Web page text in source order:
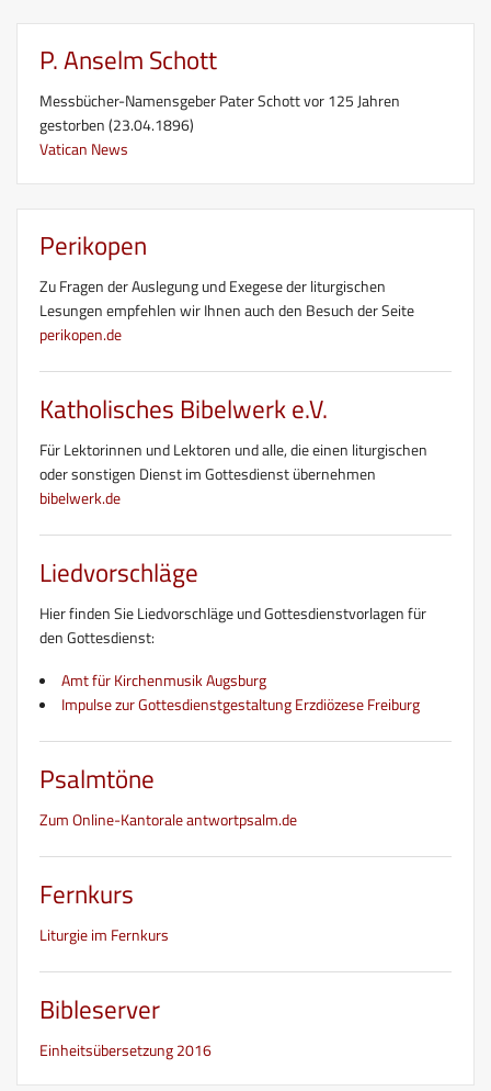
P. Anselm Schott
Messbücher-Namensgeber Pater Schott vor 125 Jahren
gestorben (23.04.1896)
Vatican News
Perikopen
Zu Fragen der Auslegung und Exegese der liturgischen
Lesungen empfehlen wir Ihnen auch den Besuch der Seite
perikopen.de
Katholisches Bibelwerk e.V.
Für Lektorinnen und Lektoren und alle, die einen liturgischen
oder sonstigen Dienst im Gottesdienst übernehmen
bibelwerk.de
Liedvorschläge
Hier finden Sie Liedvorschläge und Gottesdienstvorlagen für
den Gottesdienst:
Amt für Kirchenmusik Augsburg
Impulse zur Gottesdienstgestaltung Erzdiözese Freiburg
Psalmtöne
Zum Online-Kantorale antwortpsalm.de
Fernkurs
Liturgie im Fernkurs
Bibleserver
Einheitsübersetzung 2016